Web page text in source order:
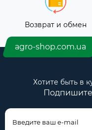
Возврат и обмен
agro-shop.com.ua
Хотите быть в